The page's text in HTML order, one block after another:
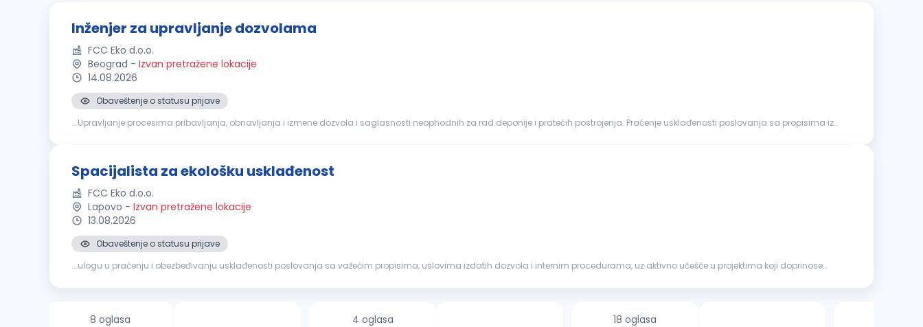
Inženjer za upravljanje dozvolama
FCC Eko d.o.o.
Beograd - Izvan pretražene lokacije
14.08.2026
Obaveštenje o statusu prijave
...Upravljanje procesima pribavljanja, obnavljanja i izmene dozvola i saglasnosti neophodnih za rad deponije i pratećih postrojenja. Praćenje usklađenosti poslovanja sa propisima iz
Spacijalista za ekološku usklađenost
FCC Eko d.o.o.
Lapovo - Izvan pretražene lokacije
13.08.2026
Obaveštenje o statusu prijave
...ulogu u praćenju i obezbeđivanju usklađenosti poslovanja sa važećim propisima, uslovima izdatih dozvola i internim procedurama, uz aktivno učešće u projektima koji doprinose
8 oglasa 4 oglasa 18 oglasa